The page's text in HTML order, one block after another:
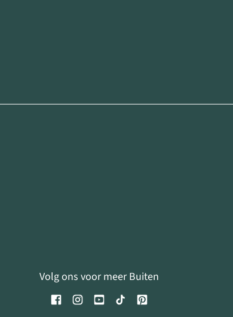
Volg ons voor meer Buiten